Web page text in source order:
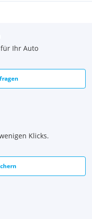
(Alcolock)
(TSA)
(Evasive Steer
System
Ihr Auto
Klicks.